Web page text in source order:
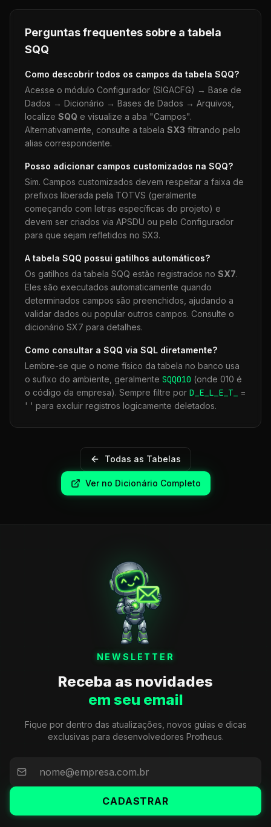
Perguntas frequentes sobre a tabela
SQQ
Como descobrir todos os campos da tabela SQQ?
Acesse o módulo Configurador (SIGACFG) → Base de
Dados → Dicionário → Bases de Dados → Arquivos,
localize SQQ e visualize a aba "Campos".
Alternativamente, consulte a tabela SX3 filtrando pelo
alias correspondente.
Posso adicionar campos customizados na SQQ?
Sim. Campos customizados devem respeitar a faixa de
prefixos liberada pela TOTVS (geralmente
começando com letras específicas do projeto) e
devem ser criados via APSDU ou pelo Configurador
para que sejam refletidos no SX3.
A tabela SQQ possui gatilhos automáticos?
Os gatilhos da tabela SQQ estão registrados no SX7.
Eles são executados automaticamente quando
determinados campos são preenchidos, ajudando a
validar dados ou popular outros campos. Consulte o
dicionário SX7 para detalhes.
Como consultar a SQQ via SQL diretamente?
Lembre-se que o nome físico da tabela no banco usa
o sufixo do ambiente, geralmente SQQ010 (onde 010 é
o código da empresa). Sempre filtre por D_E_L_E_T_
=
' ' para excluir registros logicamente deletados.
Todas as Tabelas
Ver no Dicionário Completo
NEWSLETTER
Receba as novidades
em seu email
Fique por dentro das atualizações, novos guias e dicas
exclusivas para desenvolvedores Protheus.
CADASTRAR